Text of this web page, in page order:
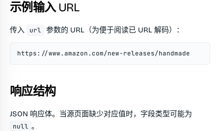
示例输入 URL
传入 url 参数的 URL（为便于阅读已 URL 解码）：
https://www.amazon.com/new-releases/handmade
响应结构
JSON 响应体。当源页面缺少对应值时，字段类型可能为
null 。